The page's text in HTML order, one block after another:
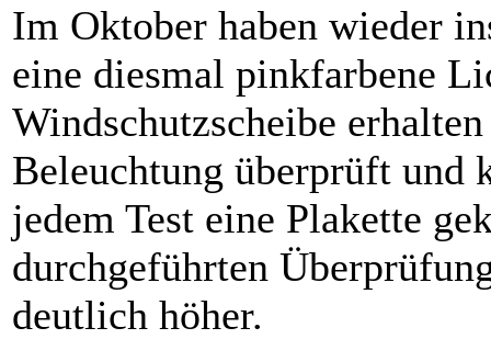
Im Oktober haben wieder
eine diesmal pinkfarbene
Windschutzscheibe
Beleuchtung überprüft
jedem Test eine Plakette
durchgeführten
deutlich höher.